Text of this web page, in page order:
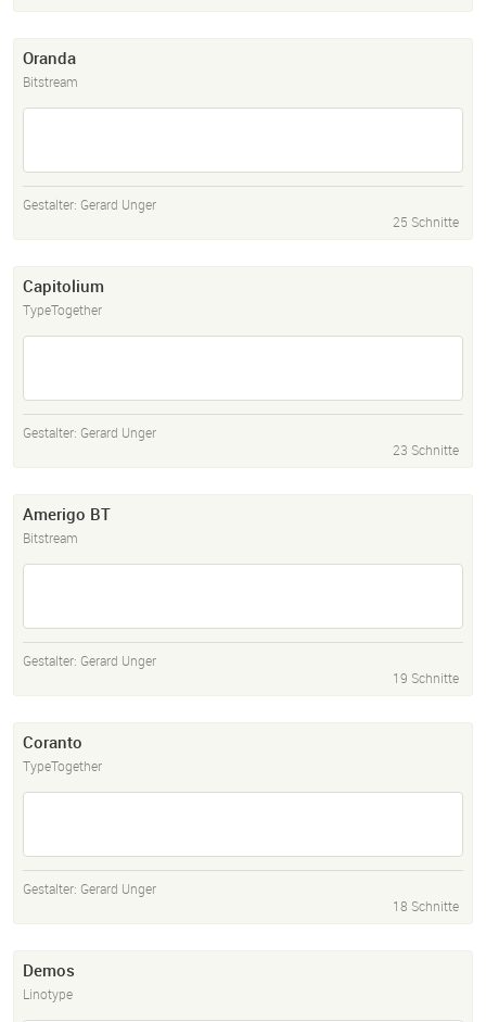
Oranda
Bitstream
Gestalter: Gerard Unger
25 Schnitte
Capitolium
TypeTogether
Gestalter: Gerard Unger
23 Schnitte
Amerigo BT
Bitstream
Gestalter: Gerard Unger
19 Schnitte
Coranto
TypeTogether
Gestalter: Gerard Unger
18 Schnitte
Demos
Linotype